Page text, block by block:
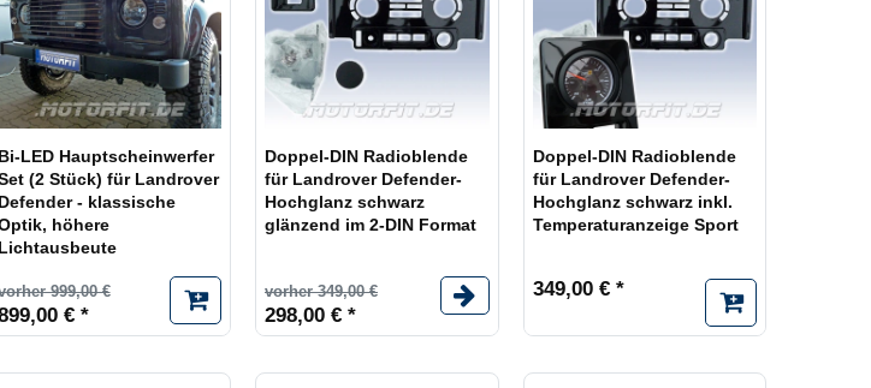
Bi-LED Hauptscheinwerfer
(2 Stück) für Landrover
Defender - klassische
höhere
Lichtausbeute
999,00 €
€ *
Doppel-DIN Radioblende
für Landrover Defender-
Hochglanz schwarz
glänzend im 2-DIN Format
vorher 349,00 €
298,00 € *
Doppel-DIN Radioblende
für Landrover Defender-
Hochglanz schwarz inkl.
Temperaturanzeige Sport
349,00 € *